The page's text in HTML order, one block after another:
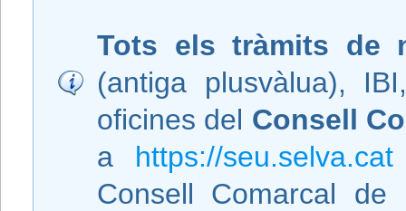
Tots els tràmits de
(antiga plusvàlua),
oficines del Consell
a https://seu.selva.cat
Consell Comarcal